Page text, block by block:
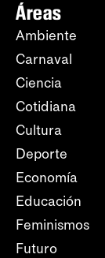
Áreas
Ambiente
Carnaval
Ciencia
Cotidiana
Cultura
Deporte
Economía
Educación
Feminismos
Futuro